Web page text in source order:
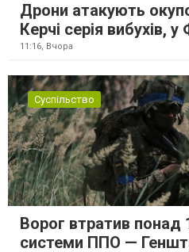
Дрони атакують
Керчі серія вибухів,
11:16, Вчора
Суспільство
Ворог втратив понад
системи ППО —